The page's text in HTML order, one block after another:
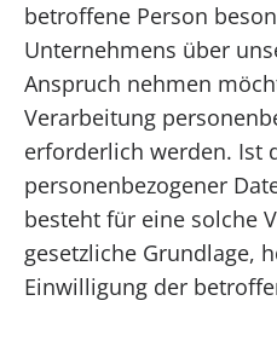
betroffene Person
Unternehmens über
Anspruch nehmen
Verarbeitung
erforderlich werden. Ist
personenbezogener
besteht für eine solche
gesetzliche Grundlage,
Einwilligung der